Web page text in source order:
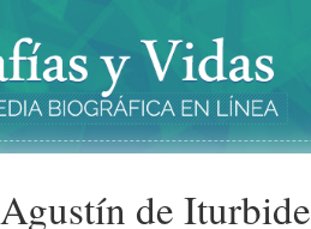
Agustín de Iturbide